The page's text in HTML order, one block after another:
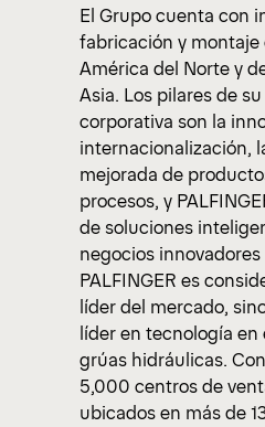
El Grupo cuenta con
fabricación y montaje
América del Norte y
Asia. Los pilares de
corporativa son la
internacionalización,
mejorada de
procesos, y
de soluciones
negocios
PALFINGER es
líder del mercado,
líder en tecnología
grúas hidráulicas.
5,000 centros de
ubicados en más de